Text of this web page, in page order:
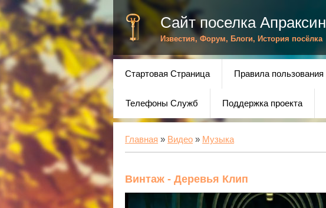
Сайт поселка Апраксин
Известия, Форум, Блоги, История посёлка
Стартовая Страница Правила пользования
Телефоны Служб Поддержка проекта
Главная » Видео » Музыка
Винтаж - Деревья Клип